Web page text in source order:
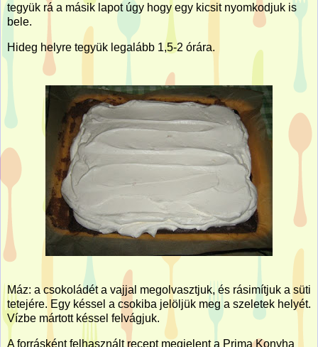
tegyük rá a másik lapot úgy hogy egy kicsit nyomkodjuk is
bele.
Hideg helyre tegyük legalább 1,5-2 órára.
Máz: a csokoládét a vajjal megolvasztjuk, és rásimítjuk a süti
tetejére. Egy késsel a csokiba jelöljük meg a szeletek helyét.
Vízbe mártott késsel felvágjuk.
A forrásként felhasznált recept megjelent a Prima Konyha